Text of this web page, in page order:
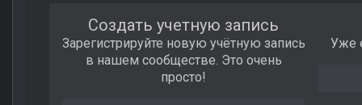
Создать учетную запись
Зарегистрируйте новую учётную запись
в нашем сообществе. Это очень
просто!
Уже